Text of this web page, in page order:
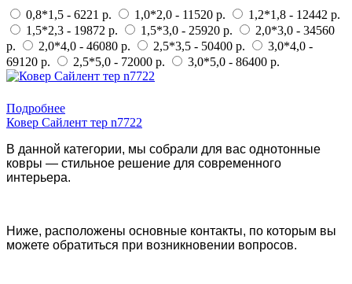
0,8*1,5 - 6221 р. 1,0*2,0 - 11520 р.
1,2*1,8 - 12442 р.
1,5*2,3 - 19872 р.
1,5*3,0 - 25920 р.
2,0*3,0 - 34560
р.
2,0*4,0 - 46080 р. 2,5*3,5 - 50400 р.
3,0*4,0 -
69120 р.
2,5*5,0 - 72000 р. 3,0*5,0 - 86400 р.
Подробнее
Ковер Сайлент тер n7722
В данной категории, мы собрали для вас однотонные
ковры — стильное решение для современного
интерьера.
Ниже, расположены основные контакты, по которым вы
можете обратиться при возникновении вопросов.